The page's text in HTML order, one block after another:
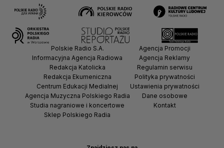
Polskie Radio S.A.
Informacyjna Agencja Radiowa
Redakcja Katolicka
Redakcja Ekumeniczna
Centrum Edukacji Medialnej
Agencja Muzyczna Polskiego Radia
Studia nagraniowe i koncertowe
Sklep Polskiego Radia
Agencja Promocji
Agencja Reklamy
Regulamin serwisu
Polityka prywatności
Ustawienia prywatności
Dane osobowe
Kontakt